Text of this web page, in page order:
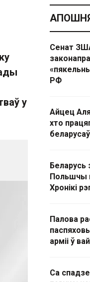
у
Сенат
РФ
Айцец
хто
беларусаў
Беларусь
Польшчы
Хронікі
Палова
арміі ў
Са